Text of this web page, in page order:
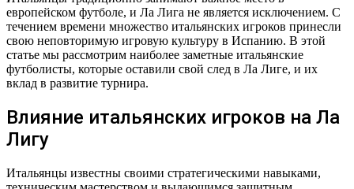
европейском футболе, и Ла Лига не является исключением. С
течением времени множество итальянских игроков принесли
свою неповторимую игровую культуру в Испанию. В этой
статье мы рассмотрим наиболее заметные итальянские
футболисты, которые оставили свой след в Ла Лиге, и их
вклад в развитие турнира.
Влияние итальянских игроков на Ла
Лигу
Итальянцы известны своими стратегическими навыками,